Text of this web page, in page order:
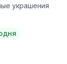
украшения